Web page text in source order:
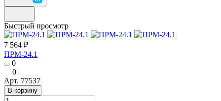
Быстрый просмотр
7 564 ₽
ПРМ-24.1
0
0
Арт. 77537
В корзину